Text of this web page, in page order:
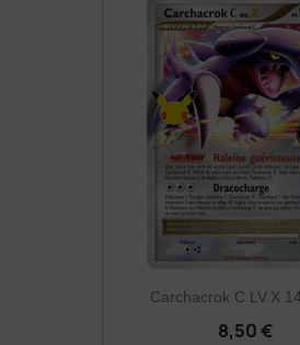
Carchacrok C LV.X
8,50 €